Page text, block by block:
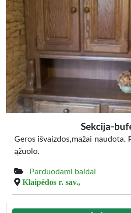
Sekcija-
Geros išvaizdos,mažai naudota.
ąžuolo.
Parduodami baldai
Klaipėdos r. sav.,